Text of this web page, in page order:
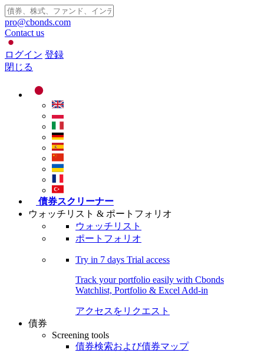
pro@cbonds.com
Contact us
ログイン 登録
閉じる
債券スクリーナー
ウォッチリスト & ポートフォリオ
ウォッチリスト
ポートフォリオ
Try in 7 days Trial access
Track your portfolio easily with Cbonds
Watchlist, Portfolio & Excel Add-in
アクセスをリクエスト
債券
Screening tools
債券検索および債券マップ